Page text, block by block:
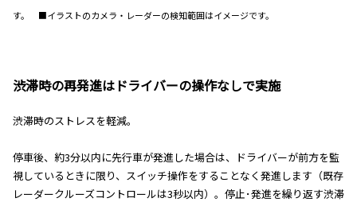
す。 ■イラストのカメラ・レーダーの検知範囲はイメージです。
渋滞時の再発進はドライバーの操作なしで実施
渋滞時のストレスを軽減。
停車後、約3分以内に先行車が発進した場合は、ドライバーが前方を監
視しているときに限り、スイッチ操作をすることなく発進します（既存
レーダークルーズコントロールは3秒以内）。停止･発進を繰り返す渋滞